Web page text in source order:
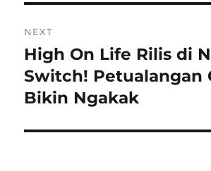
NEXT
Next
post:
High On Life Rilis di
Switch! Petualangan
Bikin Ngakak